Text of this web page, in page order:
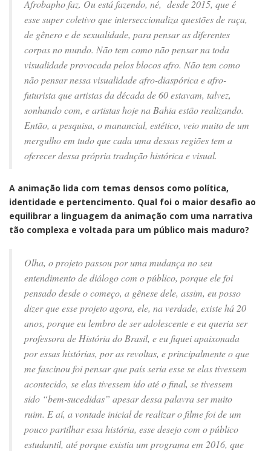
Afrobapho faz. Ou está fazendo, né, desde 2015, que é
esse super coletivo que interseccionaliza questões de raça,
de gênero e de sexualidade, para pensar as diferentes
corpas no mundo. Não tem como não pensar na toda
visualidade provocada pelos blocos afro. Não tem como
não pensar nessa visualidade afro-diaspórica e afro-
futurista que artistas da década de 60 estavam, talvez,
sonhando com, e artistas hoje na Bahia estão realizando.
Então, a pesquisa, o manancial, estético, veio muito de um
mergulho em tudo que cada uma dessas regiões tem a
oferecer dessa própria tradução histórica e visual.
A animação lida com temas densos como política,
identidade e pertencimento. Qual foi o maior desafio ao
equilibrar a linguagem da animação com uma narrativa
tão complexa e voltada para um público mais maduro?
Olha, o projeto passou por uma mudança no seu
entendimento de diálogo com o público, porque ele foi
pensado desde o começo, a gênese dele, assim, eu posso
dizer que esse projeto agora, ele, na verdade, existe há 20
anos, porque eu lembro de ser adolescente e eu queria ser
professora de História do Brasil, e eu fiquei apaixonada
por essas histórias, por as revoltas, e principalmente o que
me fascinou foi pensar que país seria esse se elas tivessem
acontecido, se elas tivessem ido até o final, se tivessem
sido “bem-sucedidas” apesar dessa palavra ser muito
ruim. E aí, a vontade inicial de realizar o filme foi de um
pouco partilhar essa história, esse desejo com o público
estudantil, até porque existia um programa em 2016, que